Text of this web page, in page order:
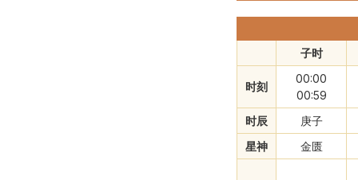
子时
时刻
00:00
00:59
时辰
庚子
星神
金匮